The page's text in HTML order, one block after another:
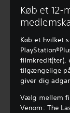
Køb et 12-
Køb et hvilket
filmkredit(ter),
tilgængelige på
giver dig
Vælg mellem
Venom: The